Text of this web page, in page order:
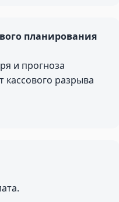
планирования
и прогноза
разрыва